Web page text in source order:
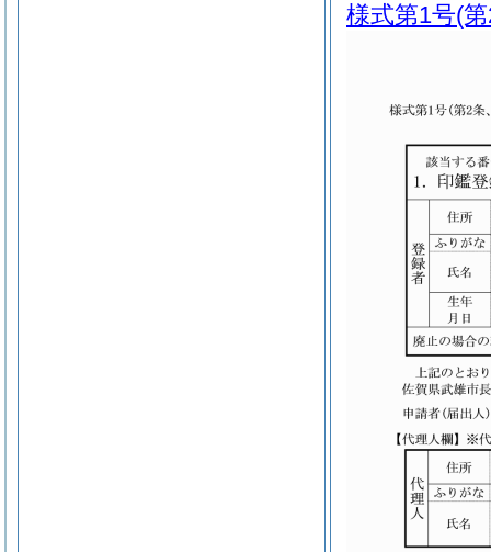
様式第1号(